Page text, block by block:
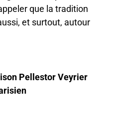
que la tradition
et surtout, autour
Pellestor Veyrier